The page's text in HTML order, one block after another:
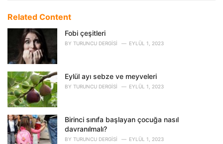
e
e
:
Related Content
Fobi çeşitleri
BY TURUNCU DERGISI EYLÜL 1, 2023
Eylül ayı sebze ve meyveleri
BY TURUNCU DERGISI EYLÜL 1, 2023
Birinci sınıfa başlayan çocuğa nasıl
davranılmalı?
BY TURUNCU DERGISI EYLÜL 1, 2023